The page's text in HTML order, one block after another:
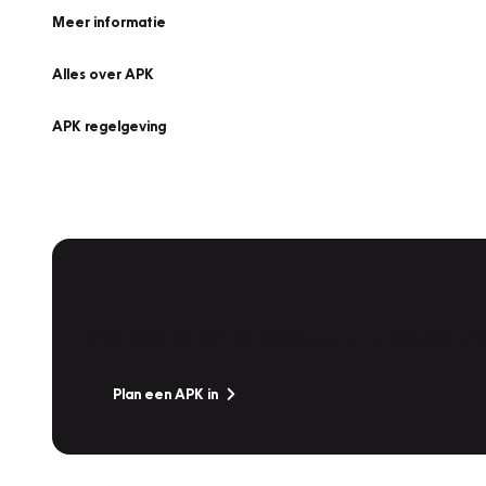
Meer informatie
Alles over APK
APK regelgeving
Plan een APK in